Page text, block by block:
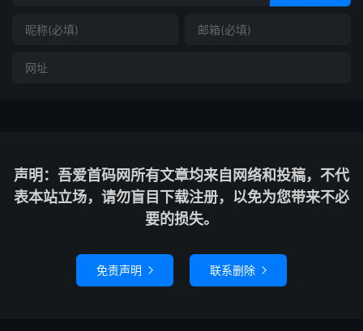
声明：吾爱首码网所有文章均来自网络和投稿，不代
表本站立场，请勿盲目下载注册，以免为您带来不必
要的损失。
免责声明  联系删除 